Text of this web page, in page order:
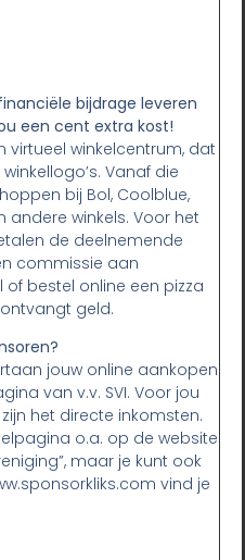
bijdrage leveren
een cent extra kost!
virtueel winkelcentrum, dat
Vanaf die
bij Bol, Coolblue,
andere winkels. Voor het
de deelnemende
commissie aan
of bestel online een pizza
ontvangt geld.
jouw online aankopen
van v.v. SVI. Voor jou
het directe inkomsten.
o.a. op de website
maar je kunt ook
vind je